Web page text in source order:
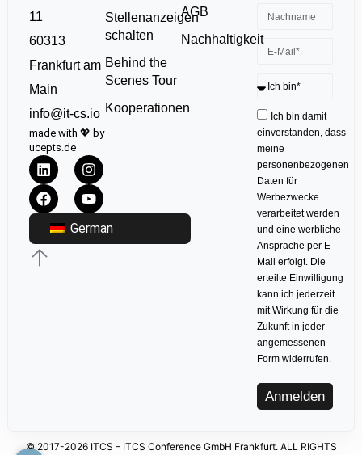
11
60313
Frankfurt am
Main
info@it-cs.io
made with 💖 by
ucepts.de
German
Stellenanzeigen
schalten
Behind the
Scenes Tour
Kooperationen
AGB
Nachhaltigkeit
Ich bin damit
einverstanden, dass
meine
personenbezogenen
Daten für
Werbezwecke
verarbeitet werden
und eine werbliche
Ansprache per E-
Mail erfolgt. Die
erteilte Einwilligung
kann ich jederzeit
mit Wirkung für die
Zukunft in jeder
angemessenen
Form widerrufen.
Anmelden
© 2017-2026 ITCS – ITCS Conference GmbH Frankfurt. ALL RIGHTS